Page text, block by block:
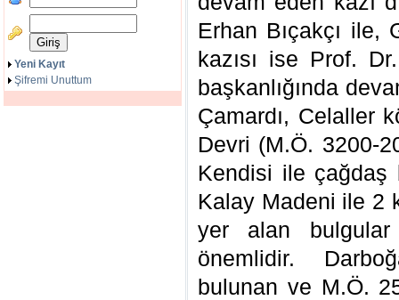
Yeni Kayıt
Şifremi Unuttum
Erhan Bıçakçı
kazısı ise Prof.
başkanlığında
Çamardı, Celaller
Devri (M.Ö. 3200-
Kendisi ile
Kalay Madeni ile 2
yer alan bulgular
önemlidir.
bulunan ve M.Ö.